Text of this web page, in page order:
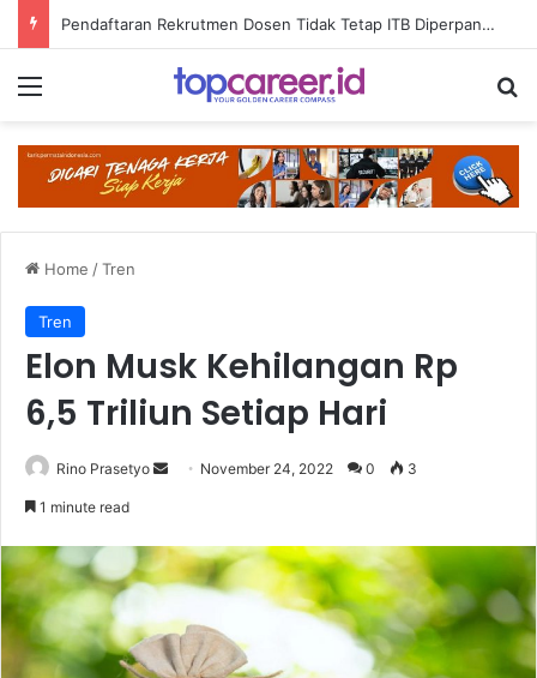
Pendaftaran Rekrutmen Dosen Tidak Tetap ITB Diperpanjang hingga 14 Agustus 2026
Menu
Home /Tren
Tren
Elon Musk Kehilangan Rp
6,5 Triliun Setiap Hari
Rino Prasetyo
Send November 24, 2022 0 3
1 minute read